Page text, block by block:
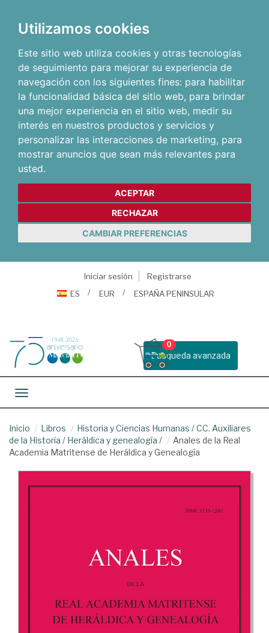
Utilizamos cookies
Este sitio web utiliza cookies y otras tecnologías
de seguimiento para mejorar su experiencia de
navegación con los siguientes fines: para habilitar
la funcionalidad básica del sitio web, para brindar
una mejor experiencia en el sitio web, medir su
interés en nuestros productos y servicios y
personalizar las interacciones de marketing, para
mostrar anuncios que sean más relevantes para
usted.
ACEPTAR
RECHAZAR
CAMBIAR PREFERENCIAS
Iniciar sesión
Registrarse
ES
EUR ESPAÑA PENINSULAR
Busqueda avanzada
0
Toggle navigation
Inicio Libros Historia y Ciencias Humanas /CC. Auxiliares
de la Historia / Heráldica y genealogía /
Anales de la Real
Academia Matritense de Heráldica y Genealogía